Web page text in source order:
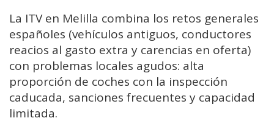
La ITV en Melilla combina los retos generales
españoles (vehículos antiguos, conductores
reacios al gasto extra y carencias en oferta)
con problemas locales agudos: alta
proporción de coches con la inspección
caducada, sanciones frecuentes y capacidad
limitada.